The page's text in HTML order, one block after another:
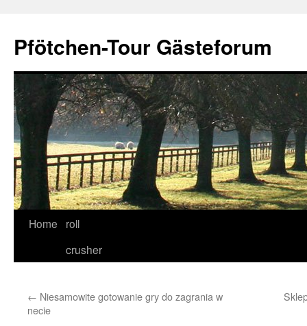
content
Pfötchen-Tour Gästeforum
Home
roll
crusher
← Niesamowite gotowanie gry do zagrania w
necie